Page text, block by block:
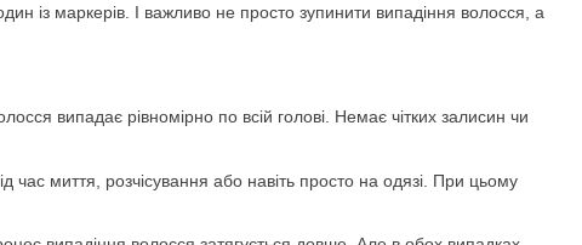
із маркерів. І важливо не просто зупинити випадіння волосся, а
випадає рівномірно по всій голові. Немає чітких залисин чи
миття, розчісування або навіть просто на одязі. При цьому